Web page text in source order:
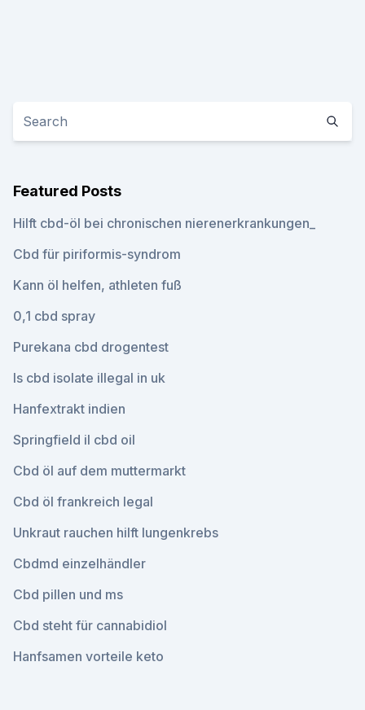
Featured Posts
Hilft cbd-öl bei chronischen nierenerkrankungen_
Cbd für piriformis-syndrom
Kann öl helfen, athleten fuß
0,1 cbd spray
Purekana cbd drogentest
Is cbd isolate illegal in uk
Hanfextrakt indien
Springfield il cbd oil
Cbd öl auf dem muttermarkt
Cbd öl frankreich legal
Unkraut rauchen hilft lungenkrebs
Cbdmd einzelhändler
Cbd pillen und ms
Cbd steht für cannabidiol
Hanfsamen vorteile keto